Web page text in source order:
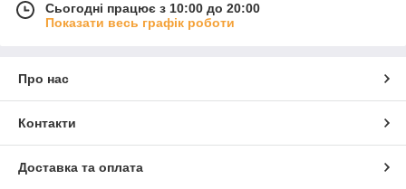
Сьогодні працює з 10:00 до 20:00
Показати весь графік роботи
Про нас
Контакти
Доставка та оплата